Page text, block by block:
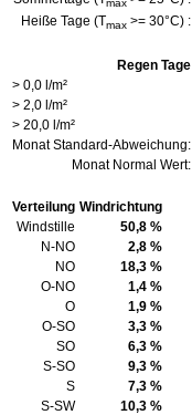
max
Heiße Tage (Tmax >= 30°C) :
Regen Tage
> 0,0 l/m²
> 2,0 l/m²
> 20,0 l/m²
Monat Standard-Abweichung:
Monat Normal Wert:
Verteilung Windrichtung
Windstille
50,8 %
N-NO
2,8 %
NO
18,3 %
O-NO
1,4 %
O
1,9 %
O-SO
3,3 %
SO
6,3 %
S-SO
9,3 %
S
7,3 %
S-SW
10,3 %